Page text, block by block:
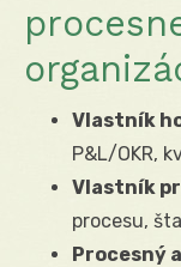
Vlastník
P&L/OKR,
Vlastník
procesu,
Procesný